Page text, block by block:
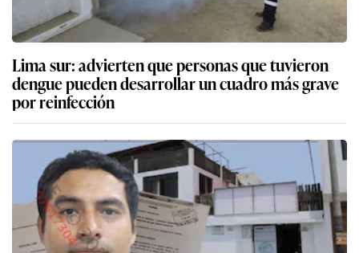
Lima sur: advierten que personas que tuvieron
dengue pueden desarrollar un cuadro más grave
por reinfección